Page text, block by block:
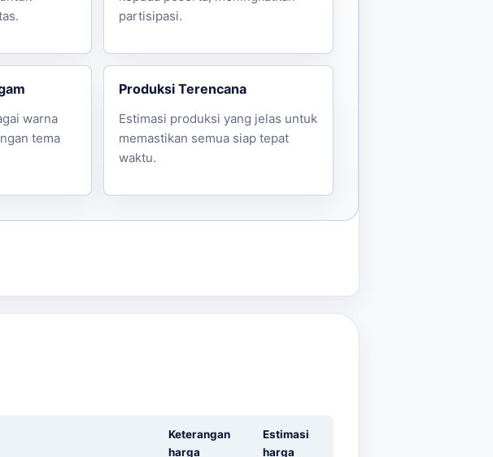
partisipasi.
warna
tema
Produksi Terencana
Estimasi produksi yang jelas untuk
memastikan semua siap tepat
waktu.
Keterangan
harga
Estimasi
harga